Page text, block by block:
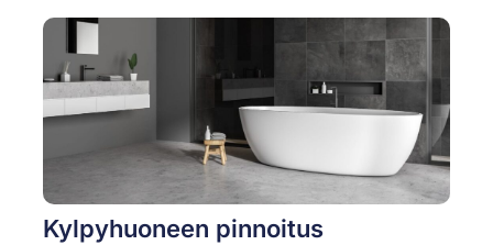
Kylpyhuoneen pinnoitus